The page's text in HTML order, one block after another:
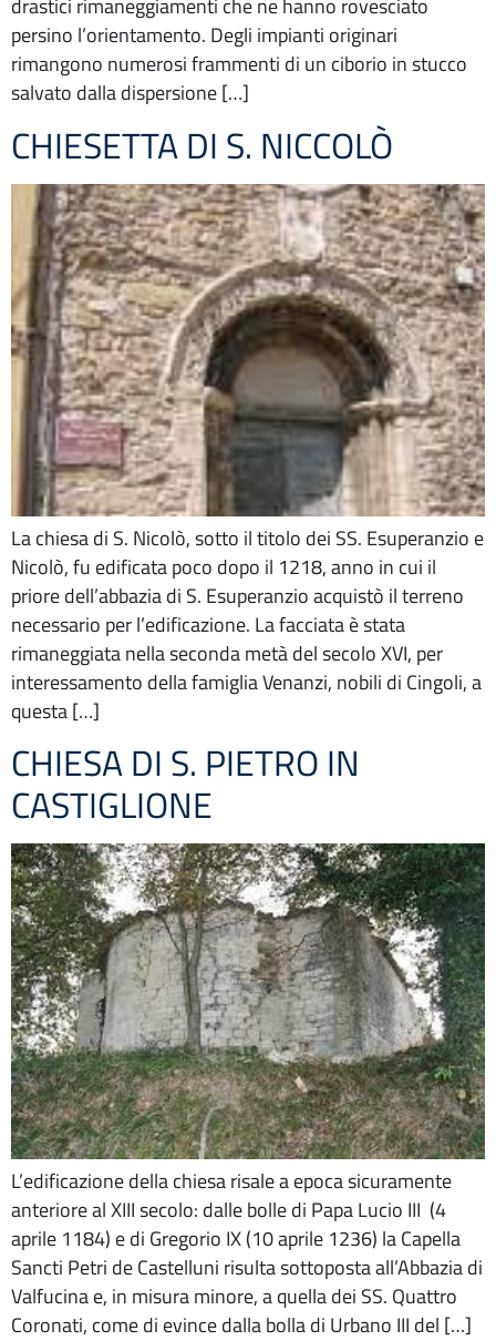
drastici rimaneggiamenti che ne hanno rovesciato
persino l’orientamento. Degli impianti originari
rimangono numerosi frammenti di un ciborio in stucco
salvato dalla dispersione […]
CHIESETTA DI S. NICCOLÒ
La chiesa di S. Nicolò, sotto il titolo dei SS. Esuperanzio e
Nicolò, fu edificata poco dopo il 1218, anno in cui il
priore dell’abbazia di S. Esuperanzio acquistò il terreno
necessario per l’edificazione. La facciata è stata
rimaneggiata nella seconda metà del secolo XVI, per
interessamento della famiglia Venanzi, nobili di Cingoli, a
questa […]
CHIESA DI S. PIETRO IN
CASTIGLIONE
L’edificazione della chiesa risale a epoca sicuramente
anteriore al XIII secolo: dalle bolle di Papa Lucio III (4
aprile 1184) e di Gregorio IX (10 aprile 1236) la Capella
Sancti Petri de Castelluni risulta sottoposta all’Abbazia di
Valfucina e, in misura minore, a quella dei SS. Quattro
Coronati, come di evince dalla bolla di Urbano III del […]